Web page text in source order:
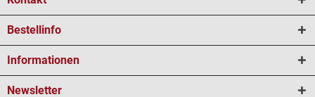
Bestellinfo
Informationen
Newsletter